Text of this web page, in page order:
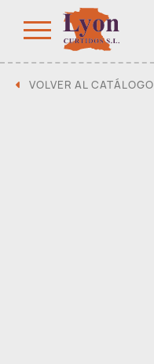
VOLVER AL CATÁLOGO